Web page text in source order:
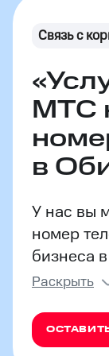
Связь с
МТС
в
У нас вы
номер
бизнеса
Раскрыть